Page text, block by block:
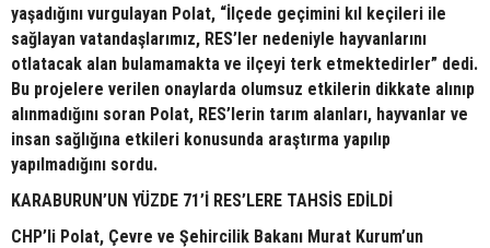
yaşadığını vurgulayan Polat, “İlçede geçimini kıl keçileri ile
sağlayan vatandaşlarımız, RES’ler nedeniyle hayvanlarını
otlatacak alan bulamamakta ve ilçeyi terk etmektedirler” dedi.
Bu projelere verilen onaylarda olumsuz etkilerin dikkate alınıp
alınmadığını soran Polat, RES’lerin tarım alanları, hayvanlar ve
insan sağlığına etkileri konusunda araştırma yapılıp
yapılmadığını sordu.
KARABURUN’UN YÜZDE 71’İ RES’LERE TAHSİS EDİLDİ
CHP’li Polat, Çevre ve Şehircilik Bakanı Murat Kurum’un